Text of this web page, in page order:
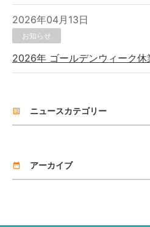
2026年04月13日
お知らせ
2026年 ゴールデンウィーク休
list_alt ニュースカテゴリー
リリース
date_range アーカイブ